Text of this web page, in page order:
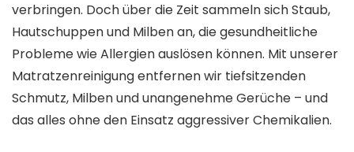
verbringen. Doch über die Zeit sammeln sich Staub,
Hautschuppen und Milben an, die gesundheitliche
Probleme wie Allergien auslösen können. Mit unserer
Matratzenreinigung entfernen wir tiefsitzenden
Schmutz, Milben und unangenehme Gerüche – und
das alles ohne den Einsatz aggressiver Chemikalien.